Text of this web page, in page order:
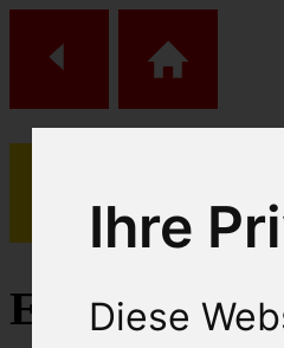
Ihre
Diese
(0)
Einkaufs